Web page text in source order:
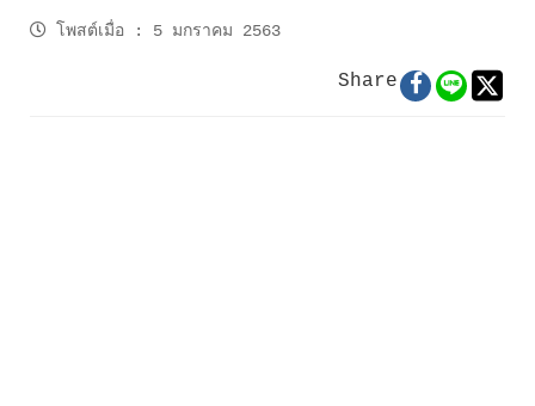
a
โพสต์เมื่อ : 5 มกราคม 2563
Share